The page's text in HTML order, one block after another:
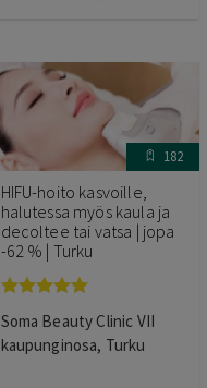
182
HIFU-hoito kasvoille,
halutessa myös kaula ja
decoltee tai vatsa | jopa
-62 % | Turku
tuotteesta:
5.00/ 5
Soma Beauty Clinic VII
kaupunginosa, Turku